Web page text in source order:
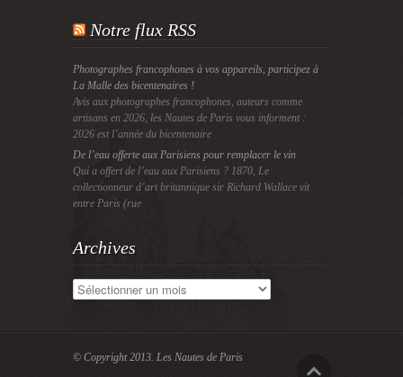
Notre flux RSS
Photographes francophones à vos appareils, participez à
La Malle des bicentenaires !
Avis aux photographes francophones, auteurs comme
artisans en 2026, les Nautes de Paris vous informent :
2026 est l’année du bicentenaire
De l’eau offerte aux Parisiens pour remplacer le vin
Qui a offert de l’eau aux Parisiens ? 1870, Le
collectionneur d’art britannique sir Richard Wallace vit
entre Paris (rue
Archives
Archives
© Copyright 2013. Les Nautes de Paris